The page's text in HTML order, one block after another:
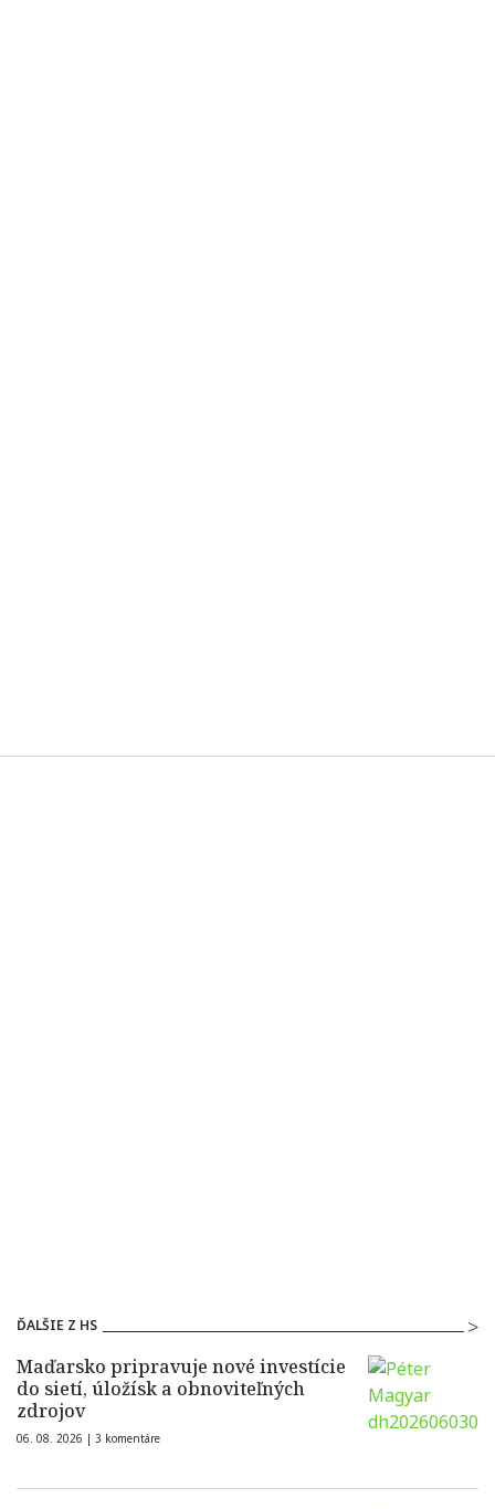
ĎALŠIE Z HS
Maďarsko pripravuje nové investície
do sietí, úložísk a obnoviteľných
zdrojov
06. 08. 2026 | 3 komentáre